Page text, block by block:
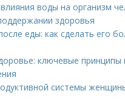
воды на организм
здоровья
еды: как сделать его
ключевые принципы
системы